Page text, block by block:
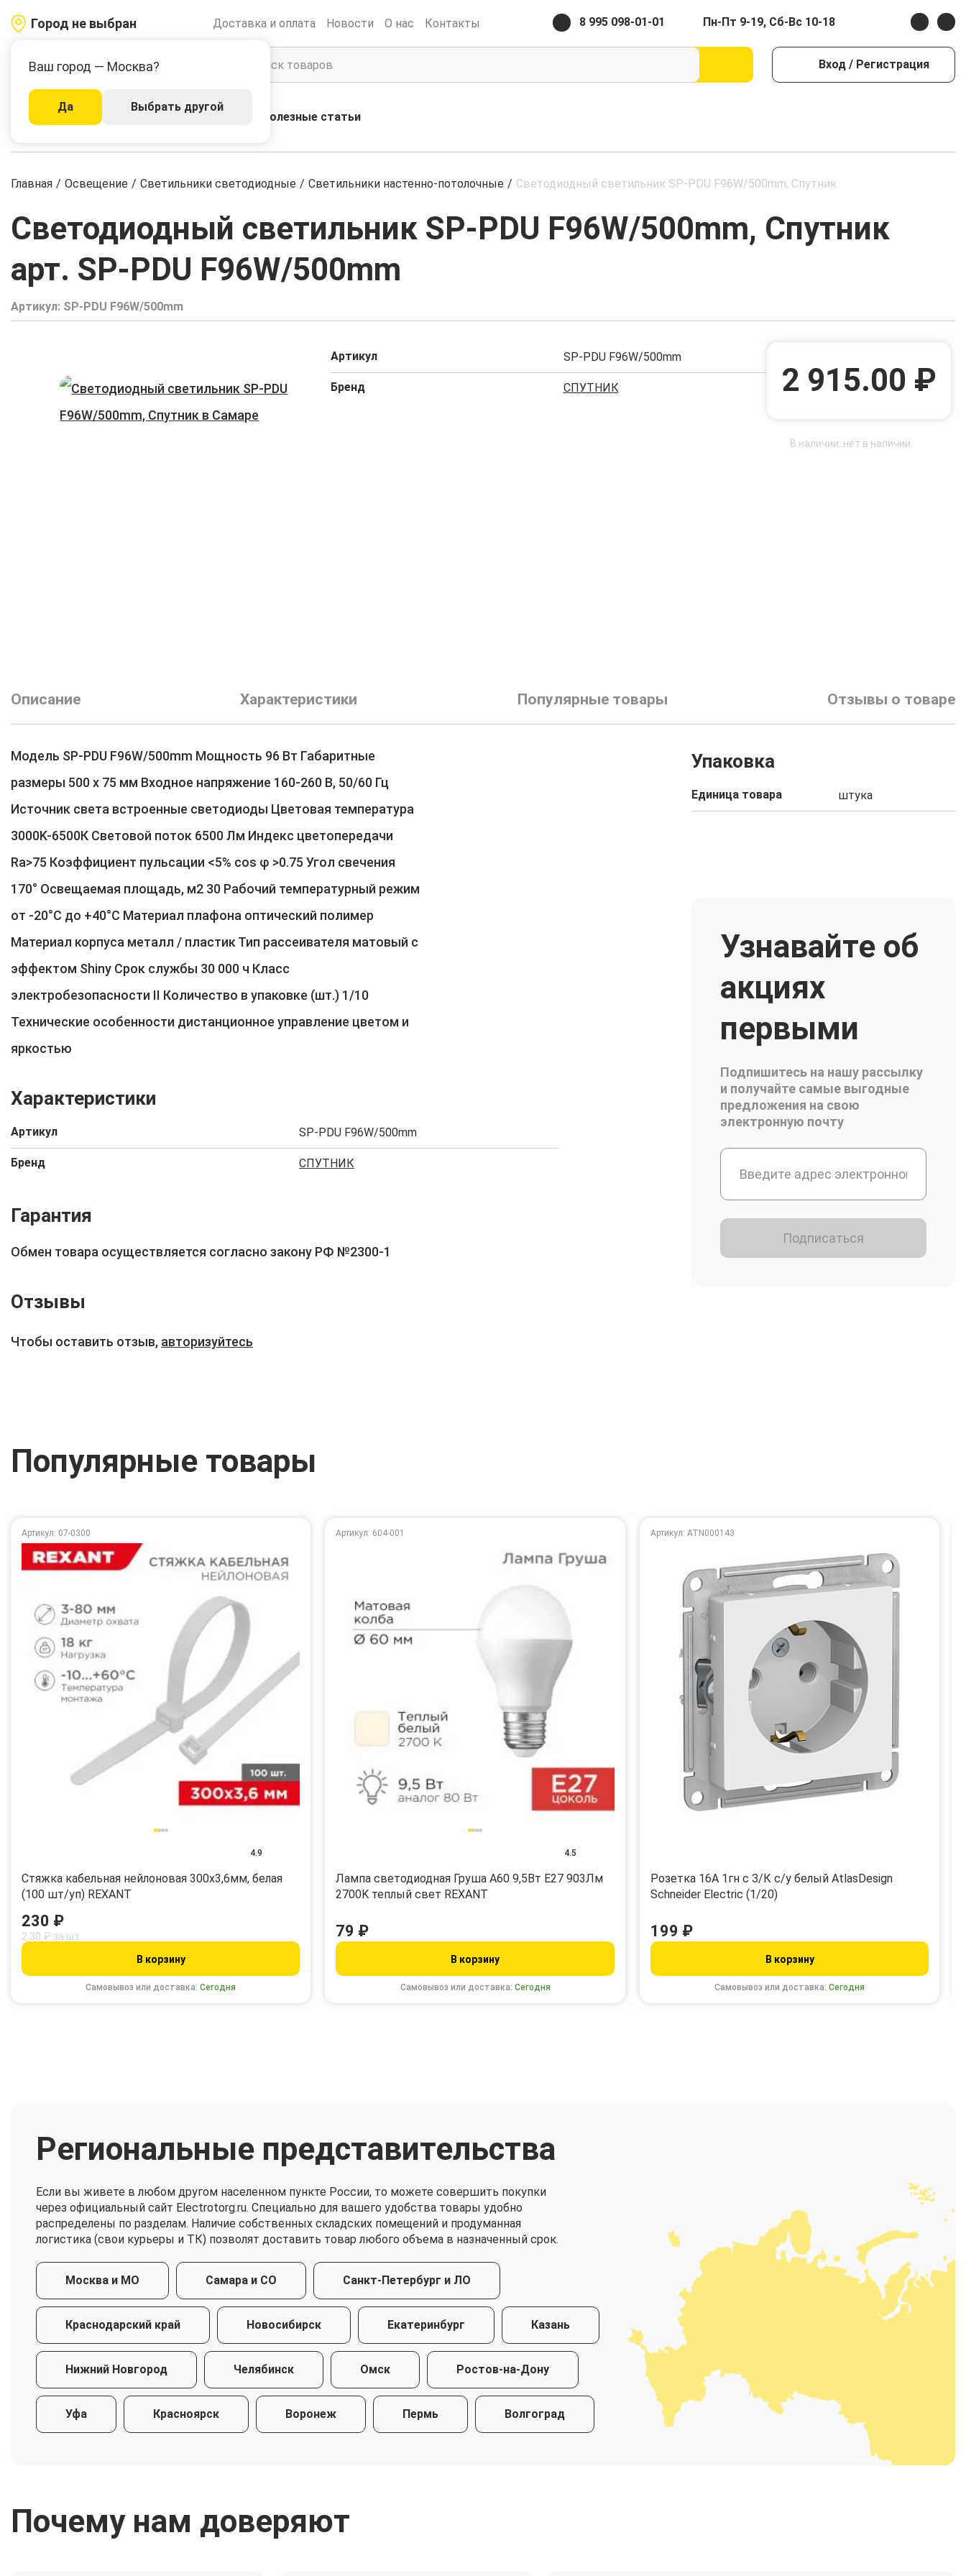
Город не выбран
Ваш город — Москва?
Да Выбрать другой
Доставка и оплата Новости О нас Контакты 8 995 098-01-01 Пн-Пт 9-19, Сб-Вс 10-18
Вход / Регистрация
Каталог Акции Полезные статьи
Главная / Освещение / Светильники светодиодные / Светильники настенно-потолочные / Светодиодный светильник SP-PDU F96W/500mm, Спутник
Светодиодный светильник SP-PDU F96W/500mm, Спутник
арт. SP-PDU F96W/500mm
Артикул: SP-PDU F96W/500mm
Артикул SP-PDU F96W/500mm
Бренд СПУТНИК 2 915.00 ₽
В наличии: нет в наличии
Описание Характеристики Популярные товары Отзывы о товаре
Модель SP-PDU F96W/500mm Мощность 96 Вт Габаритные
размеры 500 x 75 мм Входное напряжение 160-260 В, 50/60 Гц
Источник света встроенные светодиоды Цветовая температура
3000K-6500К Световой поток 6500 Лм Индекс цветопередачи
Ra>75 Коэффициент пульсации <5% cos φ >0.75 Угол свечения
170° Освещаемая площадь, м2 30 Рабочий температурный режим
от -20°С до +40°С Материал плафона оптический полимер
Материал корпуса металл / пластик Тип рассеивателя матовый с
эффектом Shiny Срок службы 30 000 ч Класс
электробезопасности II Количество в упаковке (шт.) 1/10
Технические особенности дистанционное управление цветом и
яркостью
Характеристики
Артикул SP-PDU F96W/500mm
Бренд СПУТНИК
Гарантия
Обмен товара осуществляется согласно закону РФ №2300-1
Отзывы
Чтобы оставить отзыв, авторизуйтесь
Упаковка
Единица товара штука
Узнавайте об
акциях
первыми
Подпишитесь на нашу рассылку
и получайте самые выгодные
предложения на свою
электронную почту
Подписаться
Популярные товары
Артикул: 07-0300
4.9
Стяжка кабельная нейлоновая 300x3,6мм, белая
(100 шт/уп) REXANT
Самовывоз или доставка:Сегодня
230 ₽
2.30 ₽ за шт
В корзину
Артикул: 604-001
4.5
Лампа светодиодная Груша A60 9,5Вт E27 903Лм
2700K теплый свет REXANT
Самовывоз или доставка: Сегодня
79 ₽
В корзину
Артикул: ATN000143
Розетка 16А 1гн с З/К с/у белый AtlasDesign
Schneider Electric (1/20)
Самовывоз или доставка:Сегодня
199 ₽
В корзину
Региональные представительства
Если вы живете в любом другом населенном пункте России, то можете совершить покупки
через официальный сайт Electrotorg.ru. Специально для вашего удобства товары удобно
распределены по разделам. Наличие собственных складских помещений и продуманная
логистика (свои курьеры и ТК) позволят доставить товар любого объема в назначенный срок.
Москва и МО Самара и СО Санкт-Петербург и ЛО
Краснодарский край Новосибирск Екатеринбург Казань
Нижний Новгород Челябинск Омск Ростов-на-Дону
Уфа Красноярск Воронеж Пермь Волгоград
Почему нам доверяют